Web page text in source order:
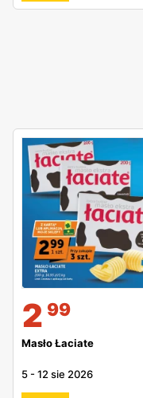
2 99
Masło Łaciate
5 -12 sie 2026